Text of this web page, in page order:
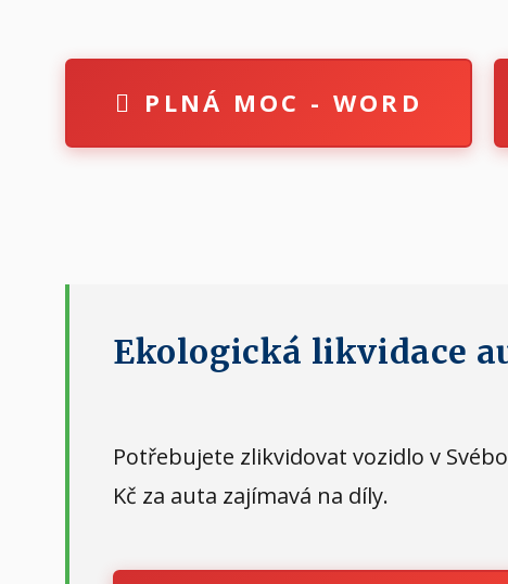
PLNÁ MOC - WORD
Ekologická likvidace
Potřebujete zlikvidovat vozidlo v
Kč za auta zajímavá na díly.